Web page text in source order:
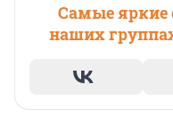
Самые яркие
наших